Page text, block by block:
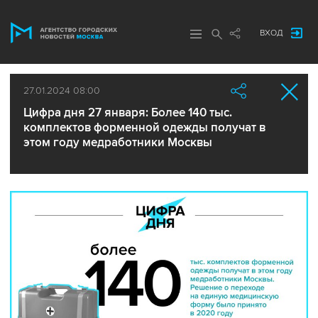
ВХОД
27.01.2024 08:00
Цифра дня 27 января: Более 140 тыс.
комплектов форменной одежды получат в
этом году медработники Москвы